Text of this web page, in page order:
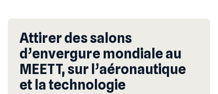
Attirer des salons
d’envergure mondiale au
MEETT, sur l’aéronautique
et la technologie